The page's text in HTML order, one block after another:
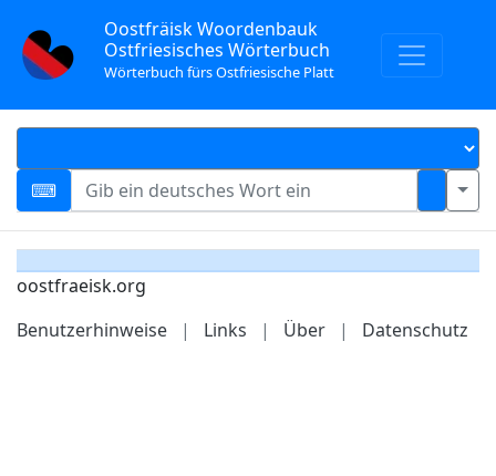
Oostfräisk Woordenbauk
Ostfriesisches Wörterbuch
Wörterbuch fürs Ostfriesische Platt
oostfraeisk.org
Benutzerhinweise
| Links | Über | Datenschutz